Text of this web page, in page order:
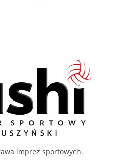
imprez sportowych.